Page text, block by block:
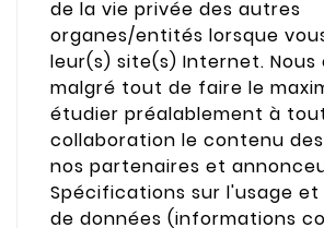
de la vie privée des autres
organes/entités lorsque
leur(s) site(s) Internet. Nous
malgré tout de faire le
étudier préalablement à
collaboration le contenu
nos partenaires et
Spécifications sur l'usage
de données (informations